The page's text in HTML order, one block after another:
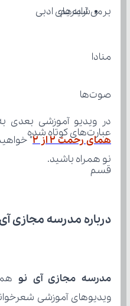
آرایه‌های ادبی
برمی‌شمریم:
منادا
صوت‌ها
عبارت‌های کوتاه شده
قسم
در ویدیو آموزشی بعدی
همای رحمت 2 از 2
نو همراه باشید.
درباره مدرسه مجازی
مدرسه مجازی آی نو
ویدیوهای آموزشی شعرخوانی